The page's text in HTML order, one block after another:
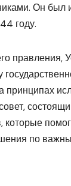
Он был
году.
правления,
принципах
которые
по